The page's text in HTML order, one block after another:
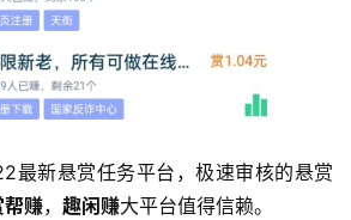
最新悬赏任务平台，极速审核的悬赏
帮赚， 趣闲赚大平台值得信赖。